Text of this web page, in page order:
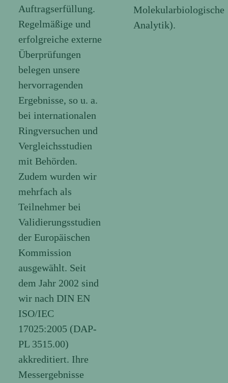
Auftragserfüllung.
Regelmäßige und
erfolgreiche externe
Überprüfungen
belegen unsere
hervorragenden
Ergebnisse, so u. a.
bei internationalen
Ringversuchen und
Vergleichsstudien
mit Behörden.
Zudem wurden wir
mehrfach als
Teilnehmer bei
Validierungsstudien
der Europäischen
Kommission
ausgewählt. Seit
dem Jahr 2002 sind
wir nach DIN EN
ISO/IEC
17025:2005 (DAP-
PL 3515.00)
akkreditiert. Ihre
Messergebnisse
Molekularbiologische
Analytik).